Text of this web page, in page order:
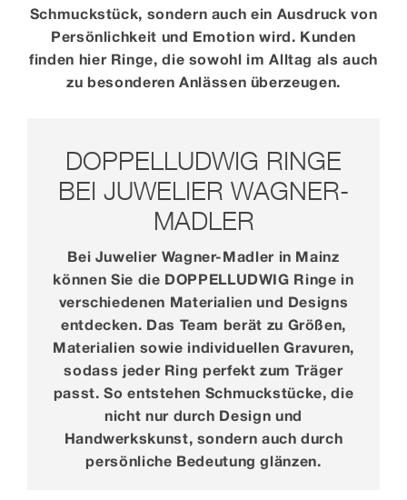
Schmuckstück, sondern auch ein Ausdruck von
Persönlichkeit und Emotion wird. Kunden
finden hier Ringe, die sowohl im Alltag als auch
zu besonderen Anlässen überzeugen.
DOPPELLUDWIG RINGE
BEI JUWELIER WAGNER-
MADLER
Bei Juwelier Wagner-Madler in Mainz
können Sie die DOPPELLUDWIG Ringe in
verschiedenen Materialien und Designs
entdecken. Das Team berät zu Größen,
Materialien sowie individuellen Gravuren,
sodass jeder Ring perfekt zum Träger
passt. So entstehen Schmuckstücke, die
nicht nur durch Design und
Handwerkskunst, sondern auch durch
persönliche Bedeutung glänzen.